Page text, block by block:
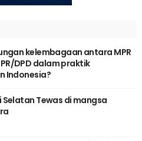
kelembagaan antara MPR
DPD dalam praktik
Indonesia?
Tewas di mangsa